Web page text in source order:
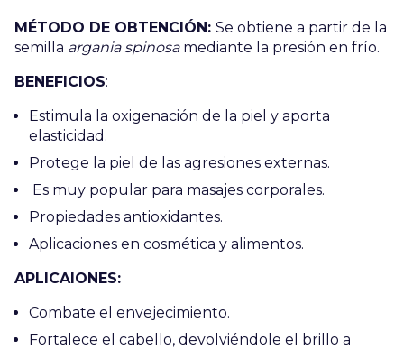
MÉTODO DE OBTENCIÓN: Se obtiene a partir de la
semilla argania spinosa mediante la presión en frío.
BENEFICIOS:
Estimula la oxigenación de la piel y aporta
elasticidad.
Protege la piel de las agresiones externas.
Es muy popular para masajes corporales.
Propiedades antioxidantes.
Aplicaciones en cosmética y alimentos.
APLICAIONES:
Combate el envejecimiento.
Fortalece el cabello, devolviéndole el brillo a